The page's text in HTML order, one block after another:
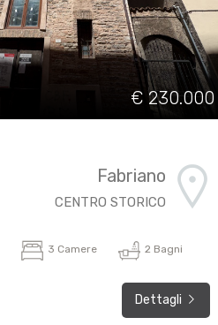
€ 230.000
Fabriano
CENTRO STORICO
3 Camere 2 Bagni
Dettagli